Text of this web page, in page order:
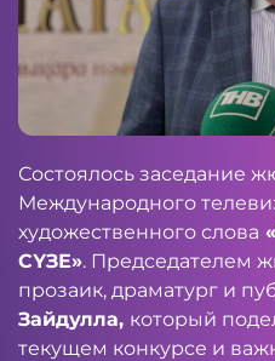
Состоялось заседание
Международного
художественного слова
СҮЗЕ». Председателем
прозаик, драматург и
Зайдулла, который
текущем конкурсе и